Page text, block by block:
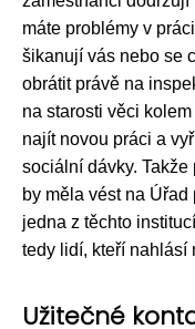
máte problémy v
šikanují vás nebo se
obrátit právě na
na starosti věci
najít novou práci a
sociální dávky.
by měla vést na
jedna z těchto
tedy lidí, kteří nahlásí
Užitečné